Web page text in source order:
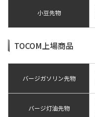
小豆先物
TOCOM上場商品
バージガソリン先物
バージ灯油先物